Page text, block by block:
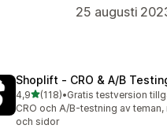
25 augusti
Shoplift ‑ CRO & A/B
4,9av 5 stjärnor
(118)
118 recensioner totalt
•Gratis testversion
CRO och A/B-testning av teman,
och sidor